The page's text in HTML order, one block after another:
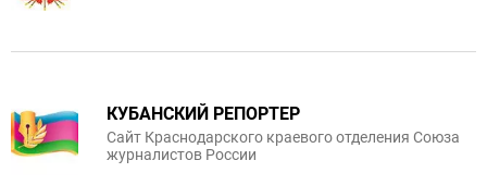
КУБАНСКИЙ РЕПОРТЕР
Сайт Краснодарского краевого отделения Союза
журналистов России